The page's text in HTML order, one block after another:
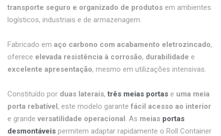
transporte seguro e organizado de produtos em ambientes
logísticos, industriais e de armazenagem.
Fabricado em aço carbono com acabamento eletrozincado,
oferece elevada resistência à corrosão, durabilidade e
excelente apresentação, mesmo em utilizações intensivas.
Constituído por duas laterais,três meias portas e uma meia
porta rebatível, este modelo garante fácil acesso ao interior
e grande versatilidade operacional. As meias portas
desmontáveis permitem adaptar rapidamente o Roll Container